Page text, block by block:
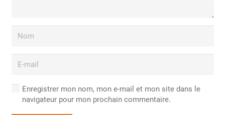
Enregistrer mon nom, mon e-mail et mon site dans le
navigateur pour mon prochain commentaire.